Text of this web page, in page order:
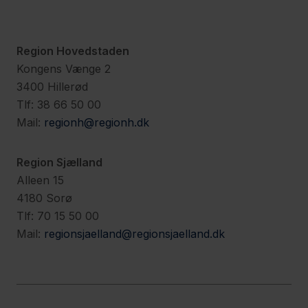
Region Hovedstaden
Kongens Vænge 2
3400 Hillerød
Tlf: 38 66 50 00
Mail: regionh@regionh.dk
Region Sjælland
Alleen 15
4180 Sorø
Tlf: 70 15 50 00
Mail: regionsjaelland@regionsjaelland.dk